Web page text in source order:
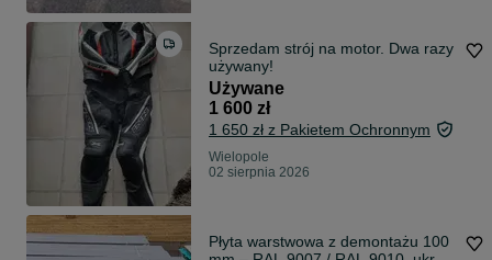
Sprzedam strój na motor. Dwa razy
używany!
Używane
1 600 zł
1 650 zł z Pakietem Ochronnym
Wielopole
02 sierpnia 2026
Płyta warstwowa z demontażu 100